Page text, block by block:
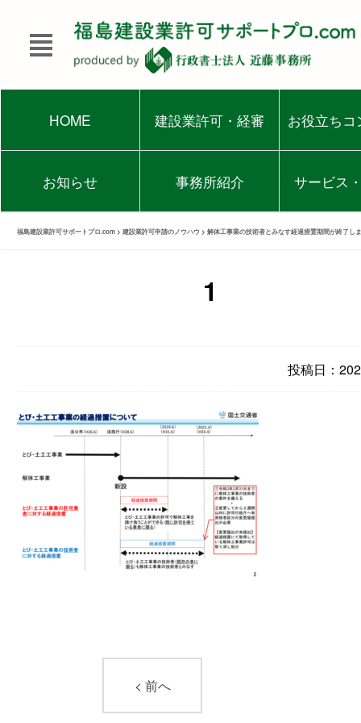
HOME 建設業許可・経審 お役立ちコ
お知らせ 事務所紹介 サービス
福島建設業許可サポートプロ.com > 建設業許可申請のノウハウ > 解体工事業の技術者とみなす経過措置期間が終了し
1
投稿日：
< 前へ